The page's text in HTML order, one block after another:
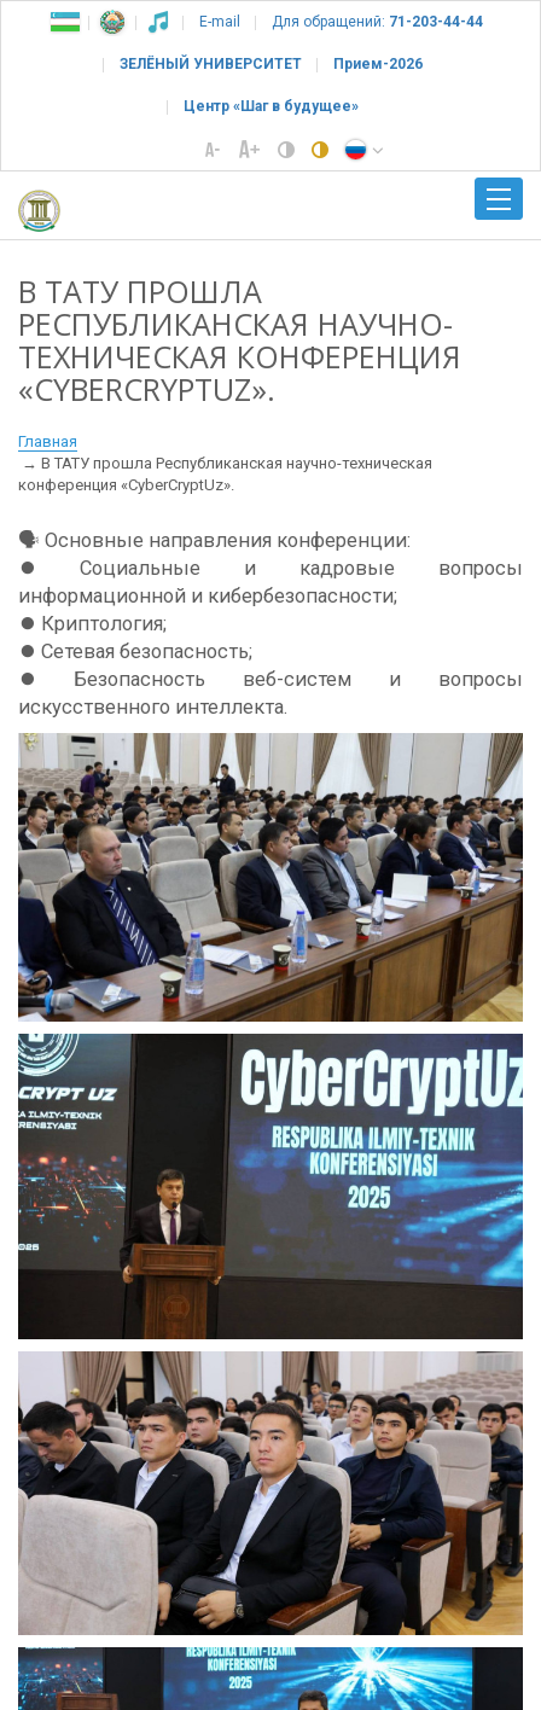
E-mail Для обращений: 71-203-44-44
ЗЕЛЁНЫЙ УНИВЕРСИТЕТ Прием-2026
Центр «Шаг в будущее»
В ТАТУ ПРОШЛА
РЕСПУБЛИКАНСКАЯ НАУЧНО-
ТЕХНИЧЕСКАЯ КОНФЕРЕНЦИЯ
«CYBERCRYPTUZ».
Главная
В ТАТУ прошла Республиканская научно-техническая
конференция «CyberCryptUz».
🗣 Основные направления конференции:
⏺️ Социальные и кадровые вопросы
информационной и кибербезопасности;
⏺️ Криптология;
⏺️ Сетевая безопасность;
⏺️ Безопасность веб-систем и вопросы
искусственного интеллекта.